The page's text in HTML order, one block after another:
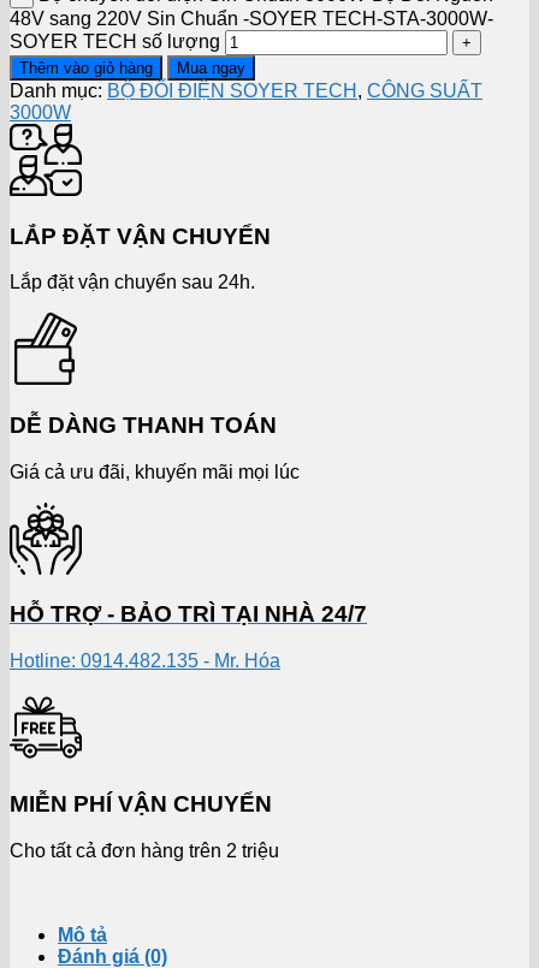
48V sang 220V Sin Chuẩn -SOYER TECH-STA-3000W-
SOYER TECH số lượng
Thêm vào giỏ hàng Mua ngay
Danh mục: BỘ ĐỔI ĐIỆN SOYER TECH , CÔNG SUẤT
3000W
LẮP ĐẶT VẬN CHUYỂN
Lắp đặt vận chuyển sau 24h.
DỄ DÀNG THANH TOÁN
Giá cả ưu đãi, khuyến mãi mọi lúc
HỖ TRỢ - BẢO TRÌ TẠI NHÀ 24/7
Hotline: 0914.482.135 - Mr. Hóa
MIỄN PHÍ VẬN CHUYỂN
Cho tất cả đơn hàng trên 2 triệu
Mô tả
Đánh giá (0)